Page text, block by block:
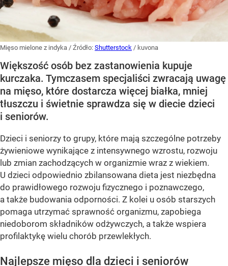
Mięso mielone z indyka / Źródło: Shutterstock / kuvona
Większość osób bez zastanowienia kupuje
kurczaka. Tymczasem specjaliści zwracają uwagę
na mięso, które dostarcza więcej białka, mniej
tłuszczu i świetnie sprawdza się w diecie dzieci
i seniorów.
Dzieci i seniorzy to grupy, które mają szczególne potrzeby
żywieniowe wynikające z intensywnego wzrostu, rozwoju
lub zmian zachodzących w organizmie wraz z wiekiem.
U dzieci odpowiednio zbilansowana dieta jest niezbędna
do prawidłowego rozwoju fizycznego i poznawczego,
a także budowania odporności. Z kolei u osób starszych
pomaga utrzymać sprawność organizmu, zapobiega
niedoborom składników odżywczych, a także wspiera
profilaktykę wielu chorób przewlekłych.
Najlepsze mięso dla dzieci i seniorów